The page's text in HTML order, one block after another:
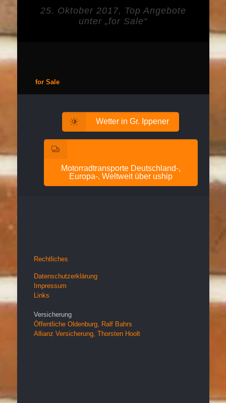
25. Oktober 2017, Top Angebote
unter „for Sale“
for Sale
Wetter in Gr. Ippener
Motorradtransporte Deutschland-,
Europa-, Weltweit über uship
Rechtliches
Datenschutzerklärung
Impressum
Links
Versicherung
Öffentliche Oldenburg, Ralf Bahrs
Allianz Versicherung, Thorsten Hoolt